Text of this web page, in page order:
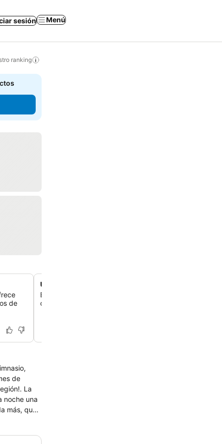
sesión Menú
ranking
de
Ubicación en primera línea de playa en un cocotal
El resort está en la playa de Uvero Alto, en medio de un
cocotal. Es el lugar ideal para relajarte y hacer
de
La
noche una
más, que